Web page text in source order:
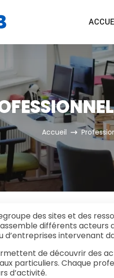
Accueil
des sites et des
différents acteurs
intervenant
de découvrir des
particuliers. Chaque
d’activité.